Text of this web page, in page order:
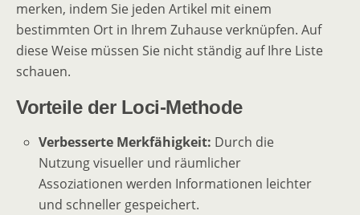
merken, indem Sie jeden Artikel mit einem
bestimmten Ort in Ihrem Zuhause verknüpfen. Auf
diese Weise müssen Sie nicht ständig auf Ihre Liste
schauen.
Vorteile der Loci-Methode
Verbesserte Merkfähigkeit: Durch die
Nutzung visueller und räumlicher
Assoziationen werden Informationen leichter
und schneller gespeichert.